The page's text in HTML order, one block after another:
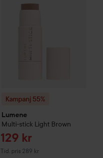
Kampanj 55%
Lumene
Multi-stick Light Brown
Reapris
129 kr
Tid. pris 289 kr
Tidigare pris 289 kr